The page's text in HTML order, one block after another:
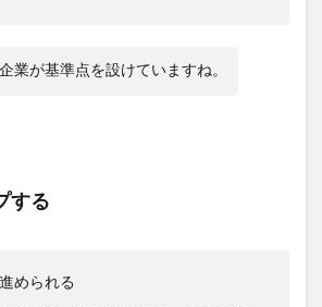
業が基準点を設けていますね。
する
められる